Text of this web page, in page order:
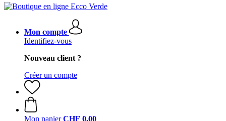
Mon compte
Identifiez-vous
Nouveau client ?
Créer un compte
Mon panier CHF 0.00